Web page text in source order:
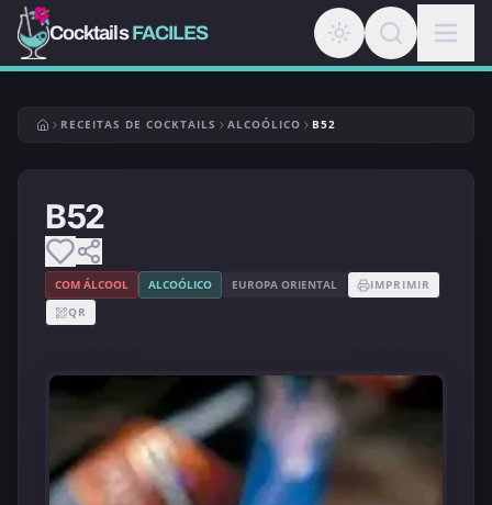
CocktailsFACILES
RECEITAS DE COCKTAILS ALCOÓLICO B52
B52
COM ÁLCOOL ALCOÓLICO EUROPA ORIENTAL
IMPRIMIR
QR